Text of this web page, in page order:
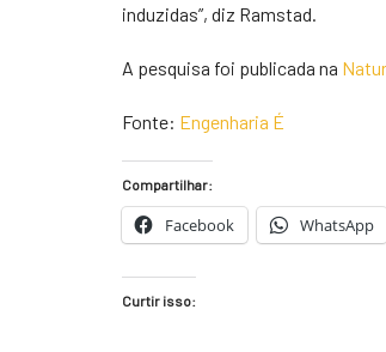
induzidas”, diz Ramstad.
A pesquisa foi publicada na
Fonte: Engenharia É
Compartilhar:
Facebook WhatsApp
Curtir isso: